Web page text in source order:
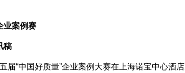
业案例赛
稿
届“中国好质量”企业案例大赛在上海诺宝中心酒